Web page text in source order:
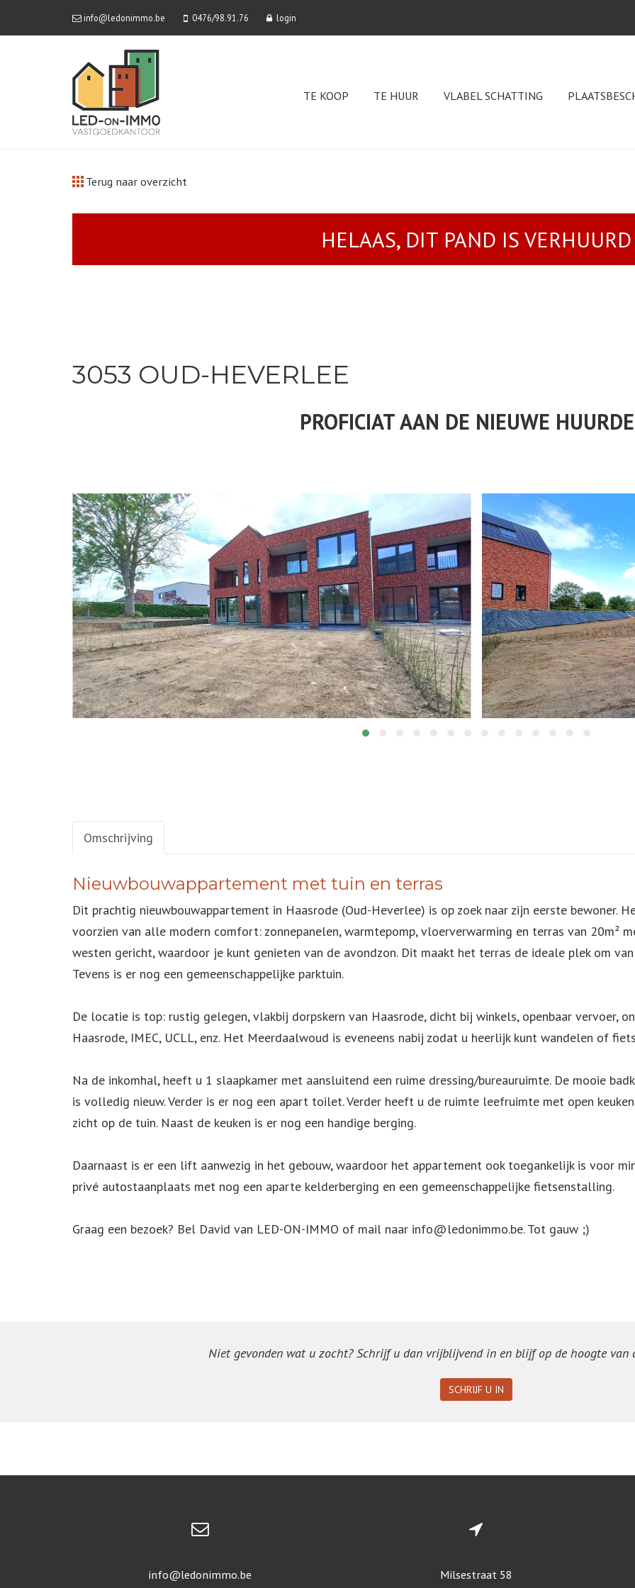
info@ledonimmo.be 0476/98.91.76 login
TE KOOP TE HUUR VLABEL SCHATTING
Terug naar overzicht
HELAAS, DIT PAND IS VERHUURD
3053 OUD-HEVERLEE
PROFICIAT AAN DE NIEUWE
Omschrijving
OMSCHRIJVING
Nieuwbouwappartement met tuin en terras
Dit prachtig nieuwbouwappartement in Haasrode (Oud-Heverlee) is op zoek naar zijn eerste bewoner.
voorzien van alle modern comfort: zonnepanelen, warmtepomp, vloerverwarming en terras van 20m²
westen gericht, waardoor je kunt genieten van de avondzon. Dit maakt het terras de ideale plek om
Tevens is er nog een gemeenschappelijke parktuin.
De locatie is top: rustig gelegen, vlakbij dorpskern van Haasrode, dicht bij winkels, openbaar vervoer,
Haasrode, IMEC, UCLL, enz. Het Meerdaalwoud is eveneens nabij zodat u heerlijk kunt wandelen of
Na de inkomhal, heeft u 1 slaapkamer met aansluitend een ruime dressing/bureauruimte. De mooie
is volledig nieuw. Verder is er nog een apart toilet. Verder heeft u de ruimte leefruimte met open
zicht op de tuin. Naast de keuken is er nog een handige berging.
Daarnaast is er een lift aanwezig in het gebouw, waardoor het appartement ook toegankelijk is voor
privé autostaanplaats met nog een aparte kelderberging en een gemeenschappelijke fietsenstalling.
Graag een bezoek? Bel David van LED-ON-IMMO of mail naar info@ledonimmo.be. Tot gauw ;)
Niet gevonden wat u zocht? Schrijf u dan vrijblijvend in en blijf op de hoogte van
SCHRIJF U IN
info@ledonimmo.be Milsestraat 58